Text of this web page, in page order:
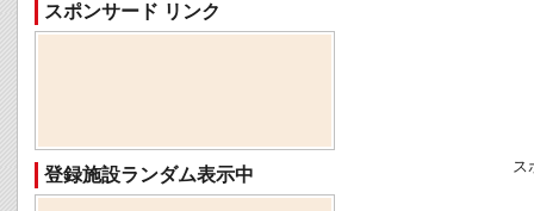
ス
スポンサード リンク
登録施設ランダム表示中